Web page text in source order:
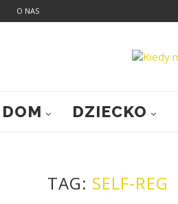
O NAS
DOM DZIECKO
TAG: SELF-REG